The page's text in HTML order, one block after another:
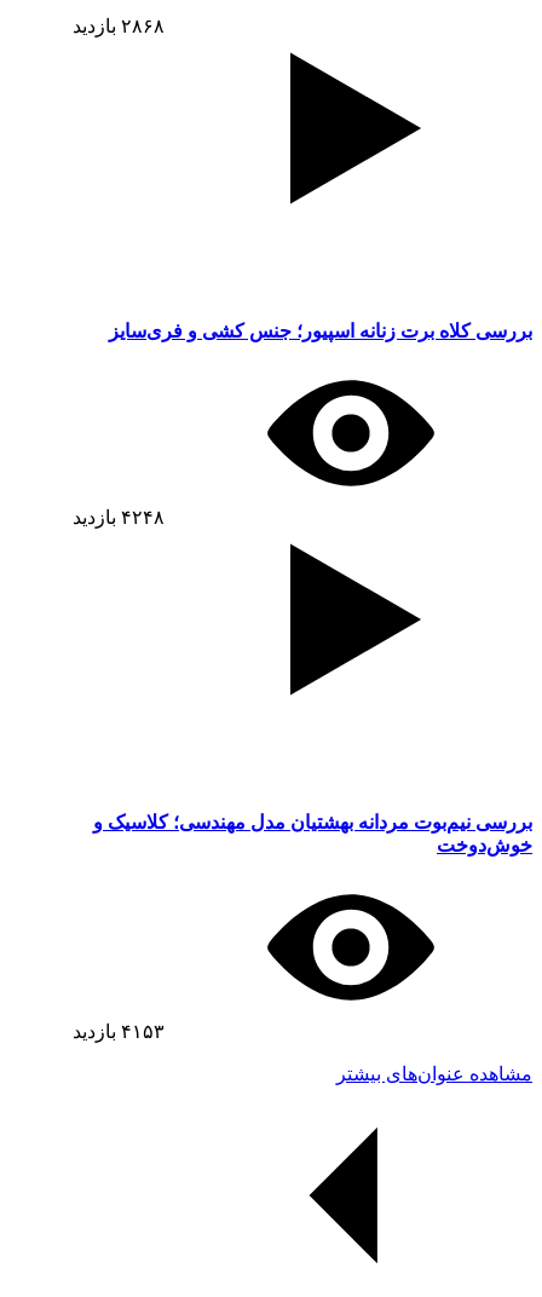
۲۸۶۸ بازدید
بررسی کلاه برت زنانه اسپیور؛ جنس کشی و فری‌سایز
۴۲۴۸ بازدید
بررسی نیم‌بوت مردانه بهشتیان مدل مهندسی؛ کلاسیک و
خوش‌دوخت
۴۱۵۳ بازدید
مشاهده عنوان‌های بیشتر